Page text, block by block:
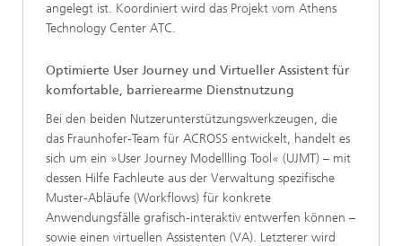
angelegt ist. Koordiniert wird das Projekt vom Athens
Technology Center ATC.
Optimierte User Journey und Virtueller Assistent für
komfortable, barrierearme Dienstnutzung
Bei den beiden Nutzerunterstützungswerkzeugen, die
das Fraunhofer-Team für ACROSS entwickelt, handelt es
sich um ein »User Journey Modellling Tool« (UJMT) – mit
dessen Hilfe Fachleute aus der Verwaltung spezifische
Muster-Abläufe (Workflows) für konkrete
Anwendungsfälle grafisch-interaktiv entwerfen können –
sowie einen virtuellen Assistenten (VA). Letzterer wird